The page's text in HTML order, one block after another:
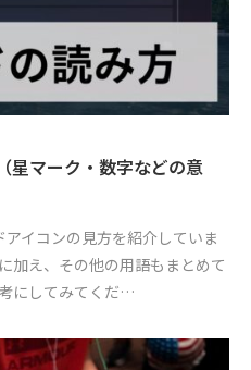
星マーク・数字などの意
イコンの見方を紹介していま
加え、その他の用語もまとめて
にしてみてくだ…